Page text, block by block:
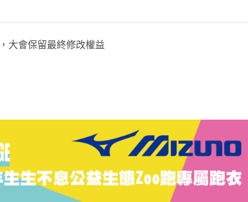
大會保留最終修改權益